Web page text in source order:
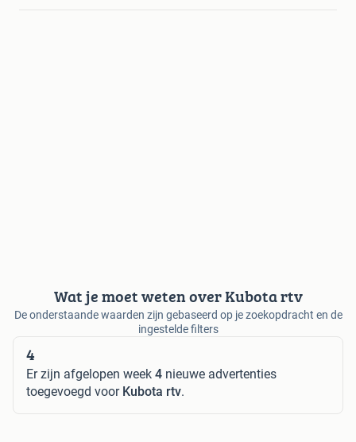
Wat je moet weten over Kubota rtv
De onderstaande waarden zijn gebaseerd op je zoekopdracht en de
ingestelde filters
4
Er zijn afgelopen week 4 nieuwe advertenties
toegevoegd voor Kubota rtv.